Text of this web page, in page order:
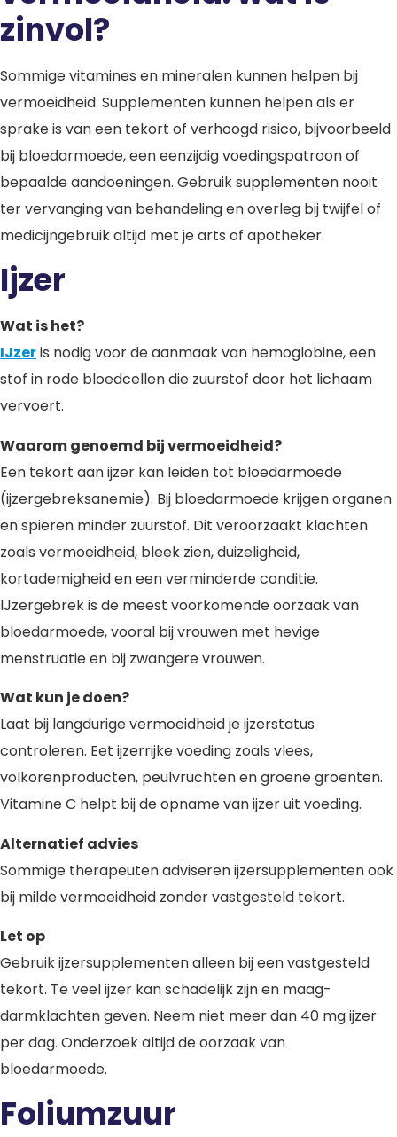
zinvol?
Sommige vitamines en mineralen kunnen helpen bij
vermoeidheid. Supplementen kunnen helpen als er
sprake is van een tekort of verhoogd risico, bijvoorbeeld
bij bloedarmoede, een eenzijdig voedingspatroon of
bepaalde aandoeningen. Gebruik supplementen nooit
ter vervanging van behandeling en overleg bij twijfel of
medicijngebruik altijd met je arts of apotheker.
Ijzer
Wat is het?
IJzeris nodig voor de aanmaak van hemoglobine, een
stof in rode bloedcellen die zuurstof door het lichaam
vervoert.
Waarom genoemd bij vermoeidheid?
Een tekort aan ijzer kan leiden tot bloedarmoede
(ijzergebreksanemie). Bij bloedarmoede krijgen organen
en spieren minder zuurstof. Dit veroorzaakt klachten
zoals vermoeidheid, bleek zien, duizeligheid,
kortademigheid en een verminderde conditie.
IJzergebrek is de meest voorkomende oorzaak van
bloedarmoede, vooral bij vrouwen met hevige
menstruatie en bij zwangere vrouwen.
Wat kun je doen?
Laat bij langdurige vermoeidheid je ijzerstatus
controleren. Eet ijzerrijke voeding zoals vlees,
volkorenproducten, peulvruchten en groene groenten.
Vitamine C helpt bij de opname van ijzer uit voeding.
Alternatief advies
Sommige therapeuten adviseren ijzersupplementen ook
bij milde vermoeidheid zonder vastgesteld tekort.
Let op
Gebruik ijzersupplementen alleen bij een vastgesteld
tekort. Te veel ijzer kan schadelijk zijn en maag-
darmklachten geven. Neem niet meer dan 40 mg ijzer
per dag. Onderzoek altijd de oorzaak van
bloedarmoede.
Foliumzuur